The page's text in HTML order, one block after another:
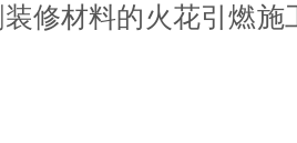
修材料的火花引燃